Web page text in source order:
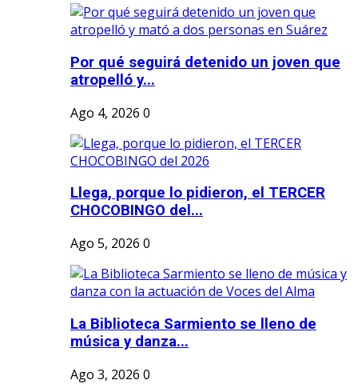
Por qué seguirá detenido un joven que
atropelló y...
Ago 4, 2026 0
Llega, porque lo pidieron, el TERCER
CHOCOBINGO del...
Ago 5, 2026 0
La Biblioteca Sarmiento se lleno de
música y danza...
Ago 3, 2026 0